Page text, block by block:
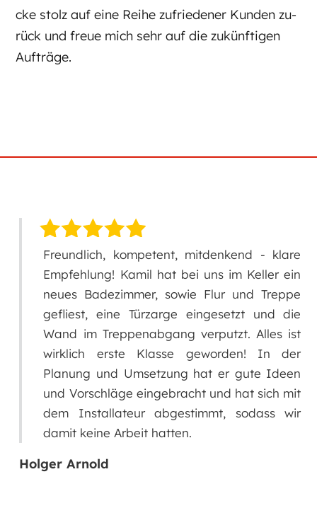
cke stolz auf eine Rei­he zu­frie­de­ner Kun­den zu­
rück und freu­e mich sehr auf die zu­kün­fti­gen
Auf­trä­ge.
- klare
im Keller ein
und Treppe
und die
Alles ist
In der
er gute Ideen
hat sich mit
sodass wir
Kamil hat unser Bad vom
und uns auch
Montage eines
Qualität seiner Arbeit ist
sind mit dem Ergebnis
Vielen herzlichen Dank
hilfsbereit und flexibel warst!
Sonja Katharina Mross